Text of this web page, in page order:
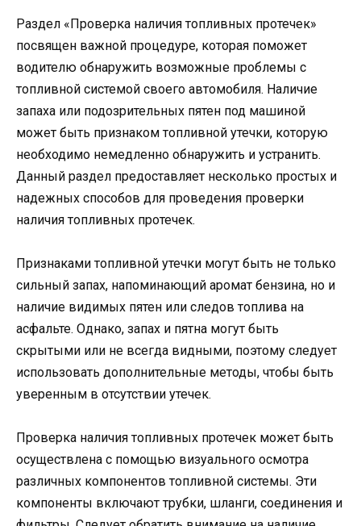
Раздел «Проверка наличия топливных протечек»
посвящен важной процедуре, которая поможет
водителю обнаружить возможные проблемы с
топливной системой своего автомобиля. Наличие
запаха или подозрительных пятен под машиной
может быть признаком топливной утечки, которую
необходимо немедленно обнаружить и устранить.
Данный раздел предоставляет несколько простых и
надежных способов для проведения проверки
наличия топливных протечек.
Признаками топливной утечки могут быть не только
сильный запах, напоминающий аромат бензина, но и
наличие видимых пятен или следов топлива на
асфальте. Однако, запах и пятна могут быть
скрытыми или не всегда видными, поэтому следует
использовать дополнительные методы, чтобы быть
уверенным в отсутствии утечек.
Проверка наличия топливных протечек может быть
осуществлена с помощью визуального осмотра
различных компонентов топливной системы. Эти
компоненты включают трубки, шланги, соединения и